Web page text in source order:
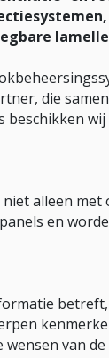
die
beschikken
alleen
en
van